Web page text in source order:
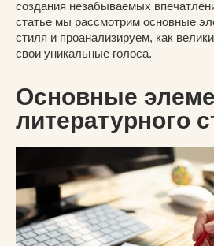
создания незабываемых
статье мы рассмотрим основные
стиля и проанализируем, как
свои уникальные голоса.
Основные
литературного